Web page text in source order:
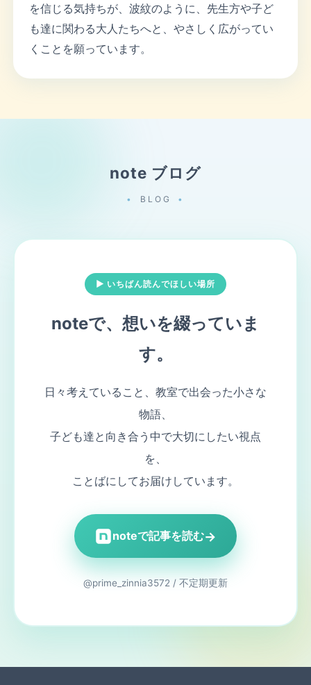
を信じる気持ちが、波紋のように、先生方や子ど
も達に関わる大人たちへと、やさしく広がってい
くことを願っています。
note ブログ
BLOG
▶ いちばん読んでほしい場所
noteで、想いを綴っていま
す。
日々考えていること、教室で出会った小さな
物語、
子ども達と向き合う中で大切にしたい視点
を、
ことばにしてお届けしています。
noteで記事を読む→
@prime_zinnia3572 / 不定期更新